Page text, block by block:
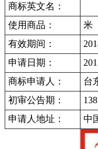
商标英文名：
使用商品：
米
有效期间：
申请日期：
商标申请人：
台
初审公告期：
申请人地址：
中